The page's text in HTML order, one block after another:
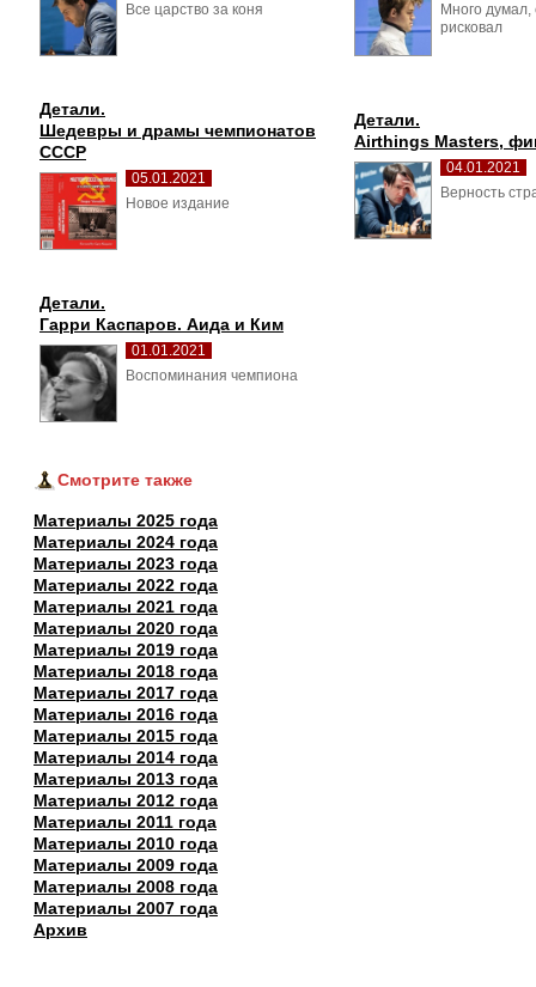
Все царство за коня
Много
рисковал
Детали.
Шедевры и драмы чемпионатов
СССР
05.01.2021
Новое издание
Детали.
Airthings Masters,
04.01.2021
Верность
Детали.
Гарри Каспаров. Аида и Ким
01.01.2021
Воспоминания чемпиона
Смотрите также
Материалы 2025 года
Материалы 2024 года
Материалы 2023 года
Материалы 2022 года
Материалы 2021 года
Материалы 2020 года
Материалы 2019 года
Материалы 2018 года
Материалы 2017 года
Материалы 2016 года
Материалы 2015 года
Материалы 2014 года
Материалы 2013 года
Материалы 2012 года
Материалы 2011 года
Материалы 2010 года
Материалы 2009 года
Материалы 2008 года
Материалы 2007 года
Архив